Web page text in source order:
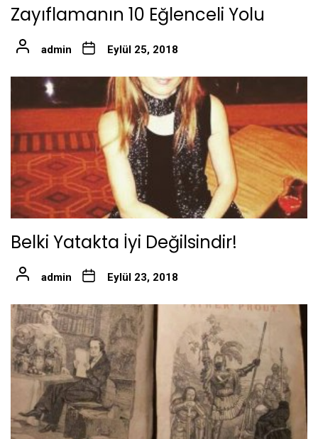
Zayıflamanın 10 Eğlenceli Yolu
admin Eylül 25, 2018
Belki Yatakta İyi Değilsindir!
admin Eylül 23, 2018